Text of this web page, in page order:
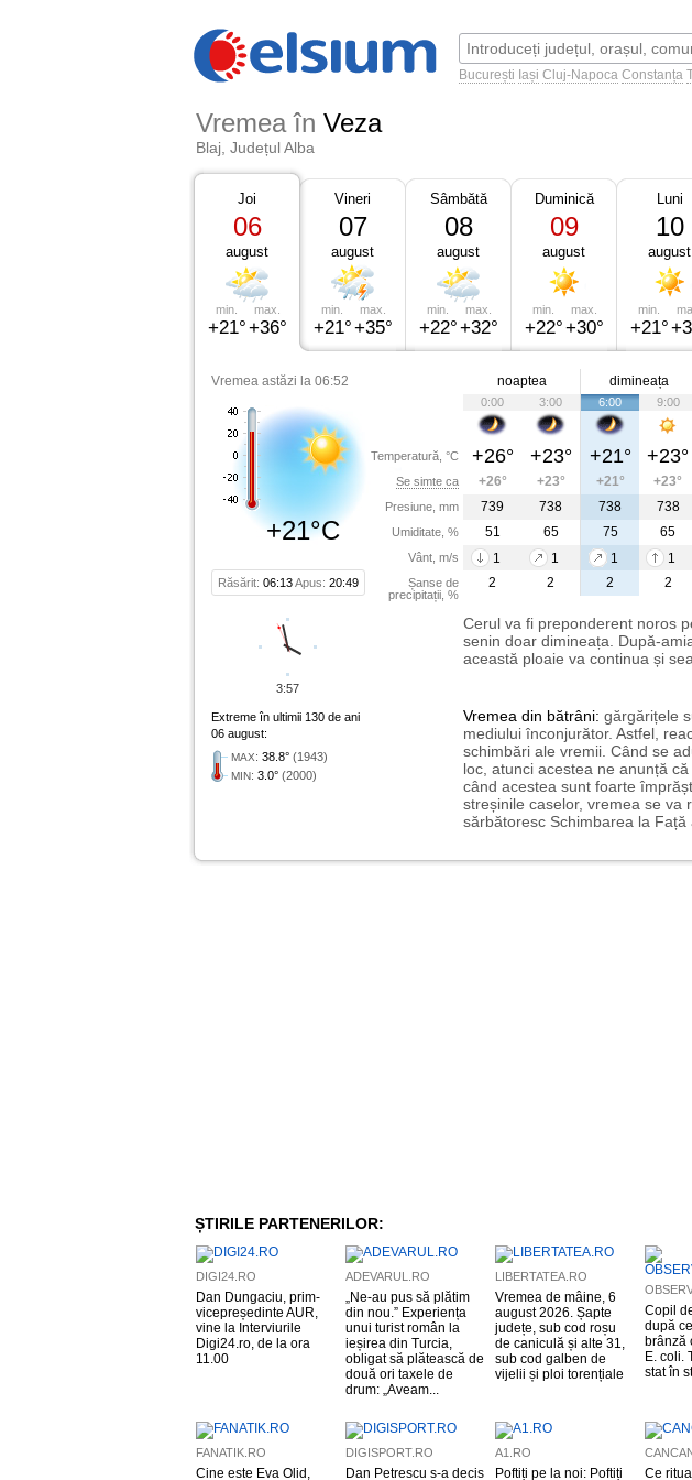
București Iași Cluj-Napoca Constanța
Vremea în Veza
Blaj, Județul Alba
Joi
06
august
min.
+21°
max.
+36°
Vineri
07
august
min.
+21°
max.
+35°
Sâmbătă
08
august
min.
+22°
max.
+32°
Duminică
09
august
min.
+22°
max.
+30°
Luni
10
august
min.
+21°
Vremea astăzi la 06:52
+21°C
Răsărit: 06:13Apus: 20:49
Temperatură, °C
Se simte ca
Presiune, mm
Umiditate, %
Vânt, m/s
Șanse de
precipitații, %
noaptea dimineața
0:00 3:00 6:00 9:00
+26° +23° +21° +23°
+26° +23° +21° +23°
739
738 738 738
51
65 75 65
1
1 1 1
2
2 2 2
Cerul va fi preponderent noros
senin doar dimineața. După-
această ploaie va continua și
Extreme în ultimii 130 de ani
06 august:
MAX: 38.8° (1943)
MIN: 3.0° (2000)
Vremea din bătrâni: gărgărițele
mediului înconjurător. Astfel,
schimbări ale vremii. Când se
loc, atunci acestea ne anunță
când acestea sunt foarte
streșinile caselor, vremea se va
sărbătoresc Schimbarea la Față
3:57
ȘTIRILE PARTENERILOR:
DIGI24.RO
Dan Dungaciu, prim-
vicepreședinte AUR,
vine la Interviurile
Digi24.ro, de la ora
11.00
ADEVARUL.RO
„Ne-au pus să plătim
din nou.” Experiența
unui turist român la
ieșirea din Turcia,
obligat să plătească de
două ori taxele de
drum: „Aveam...
LIBERTATEA.RO
Vremea de mâine, 6
august 2026. Șapte
județe, sub cod roșu
de caniculă și alte 31,
sub cod galben de
vijelii și ploi torențiale
Copil
după
brânză
E. coli.
stat în
FANATIK.RO
Cine este Eva Olid,
DIGISPORT.RO
Dan Petrescu s-a decis
A1.RO
Poftiți pe la noi: Poftiți Ce